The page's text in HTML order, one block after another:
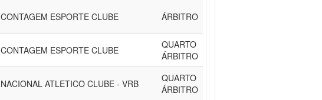
CONTAGEM ESPORTE CLUBE ÁRBITRO
CONTAGEM ESPORTE CLUBE
QUARTO
ÁRBITRO
NACIONAL ATLETICO CLUBE - VRB
QUARTO
ÁRBITRO